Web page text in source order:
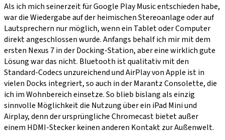
Als ich mich seinerzeit für Google Play Music entschieden habe,
war die Wiedergabe auf der heimischen Stereoanlage oder auf
Lautsprechern nur möglich, wenn ein Tablet oder Computer
direkt angeschlossen wurde. Anfangs behalf ich mir mit dem
ersten Nexus 7 in der Docking-Station, aber eine wirklich gute
Lösung war das nicht. Bluetooth ist qualitativ mit den
Standard-Codecs unzureichend und AirPlay von Apple ist in
vielen Docks integriert, so auch in der Marantz Consolette, die
ich im Wohnbereich einsetze. So blieb bislang als einzig
sinnvolle Möglichkeit die Nutzung über ein iPad Mini und
Airplay, denn der ursprüngliche Chromecast bietet außer
einem HDMI-Stecker keinen anderen Kontakt zur Außenwelt.